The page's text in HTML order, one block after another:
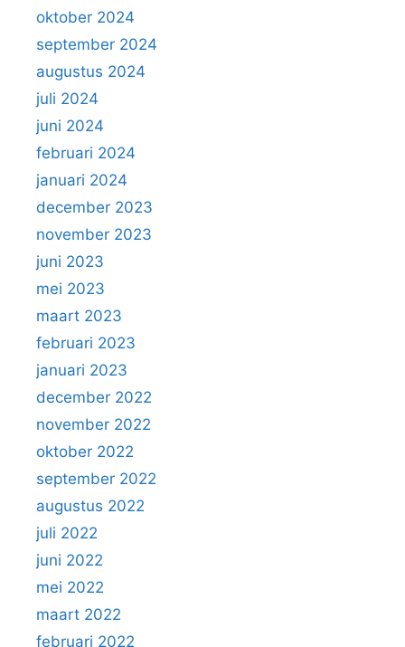
oktober 2024
september 2024
augustus 2024
juli 2024
juni 2024
februari 2024
januari 2024
december 2023
november 2023
juni 2023
mei 2023
maart 2023
februari 2023
januari 2023
december 2022
november 2022
oktober 2022
september 2022
augustus 2022
juli 2022
juni 2022
mei 2022
maart 2022
februari 2022